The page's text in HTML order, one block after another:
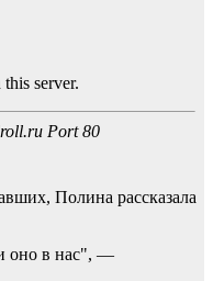
Полина рассказала
оно в нас", —